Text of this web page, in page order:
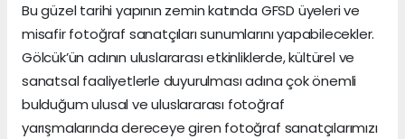
Bu güzel tarihi yapının zemin katında GFSD üyeleri ve
misafir fotoğraf sanatçıları sunumlarını yapabilecekler.
Gölcük’ün adının uluslararası etkinliklerde, kültürel ve
sanatsal faaliyetlerle duyurulması adına çok önemli
bulduğum ulusal ve uluslararası fotoğraf
yarışmalarında dereceye giren fotoğraf sanatçılarımızı